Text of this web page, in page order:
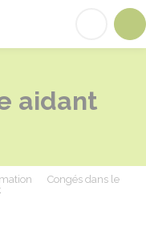
en-Lignières
aidant
Congés dans le